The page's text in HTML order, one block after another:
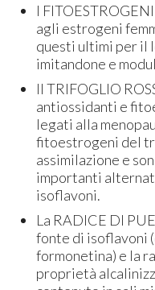
I
agli estrogeni
questi ultimi per il
imitandone e
Il TRIFOGLIO
antiossidanti e
legati alla
fitoestrogeni del
assimilazione e
importanti
isoflavoni.
La RADICE DI
fonte di isoflavoni
formonetina) e la
proprietà